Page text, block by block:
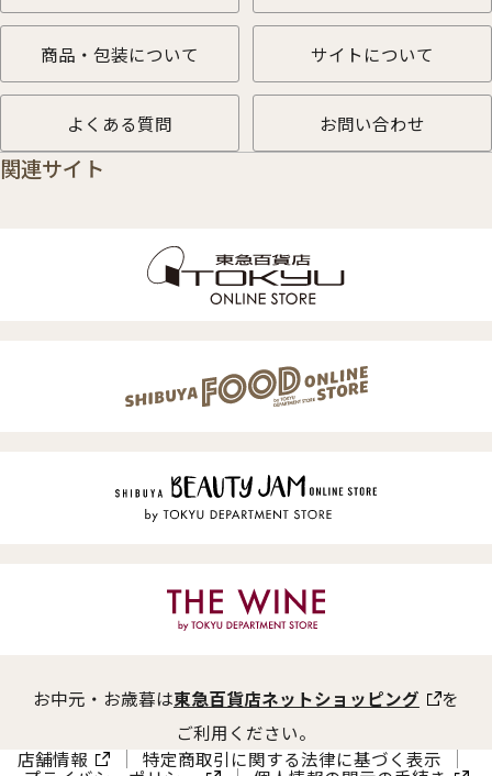
商品・包装について サイトについて
よくある質問 お問い合わせ
関連サイト
お中元・お歳暮は東急百貨店ネットショッピング
を
ご利用ください。
店舗情報
特定商取引に関する法律に基づく表示